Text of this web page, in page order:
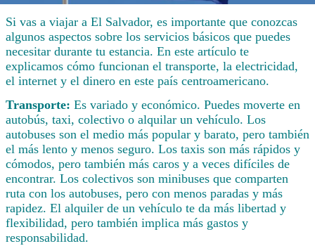
Si vas a viajar a El Salvador, es importante que conozcas
algunos aspectos sobre los servicios básicos que puedes
necesitar durante tu estancia. En este artículo te
explicamos cómo funcionan el transporte, la electricidad,
el internet y el dinero en este país centroamericano.
Transporte: Es variado y económico. Puedes moverte en
autobús, taxi, colectivo o alquilar un vehículo. Los
autobuses son el medio más popular y barato, pero también
el más lento y menos seguro. Los taxis son más rápidos y
cómodos, pero también más caros y a veces difíciles de
encontrar. Los colectivos son minibuses que comparten
ruta con los autobuses, pero con menos paradas y más
rapidez. El alquiler de un vehículo te da más libertad y
flexibilidad, pero también implica más gastos y
responsabilidad.